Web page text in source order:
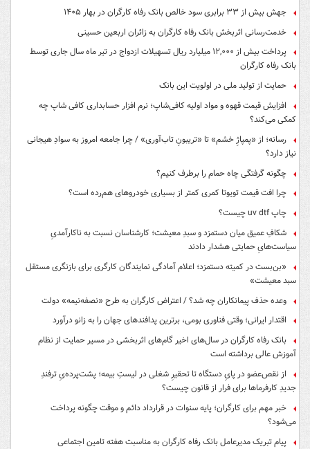
جهش بیش از ۳۳ برابری سود خالص بانک رفاه کارگران در بهار ۱۴۰۵
خدمت‌رسانی اثربخش بانک رفاه کارگران به زائران اربعین حسینی
پرداخت بیش از ۱۲,۰۰۰ میلیارد ریال تسهیلات ازدواج در تیر ماه سال جاری توسط
بانک رفاه کارگران
حمایت از تولید ملی در اولویت این بانک
افزایش قیمت قهوه و مواد اولیه کافی‌شاپ؛ نرم افزار حسابداری کافی شاپ چه
کمکی می‌کند؟
رسانه؛ از «پمپاژِ خشم» تا «تریبونِ تاب‌آوری» / چرا جامعه امروز به سوادِ هیجانی
نیاز دارد؟
چگونه گرفتگی چاه حمام را برطرف کنیم؟
چرا افت قیمت تویوتا کمری کمتر از بسیاری خودروهای هم‌رده است؟
چاپ uv dtf چیست؟
شکافِ عمیق میان دستمزد و سبدِ معیشت؛ کارشناسان نسبت به ناکارآمدیِ
سیاست‌هایِ حمایتی هشدار دادند
«بن‌بست در کمیته دستمزد؛ اعلام آمادگی نمایندگان کارگری برای بازنگری مستقل
سبد معیشت»
وعده حذف پیمانکاران چه شد؟ / اعتراض کارگران به طرح «نصفه‌نیمه» دولت
اقتدار ایرانی؛ وقتی فناوری بومی، برترین پدافندهای جهان را به زانو درآورد
بانک رفاه کارگران در سال‌های اخیر گام‌های اثربخشی در مسیر حمایت از نظام
آموزش عالی برداشته است
از نقص‌عضو در پایِ دستگاه تا تحقیرِ شغلی در لیستِ بیمه؛ پشت‌پرده‌یِ ترفندِ
جدیدِ کارفرماها برای فرار از قانون چیست؟
خبر مهم برای کارگران؛ پایه سنوات در قرارداد دائم و موقت چگونه پرداخت
می‌شود؟
پیام تبریک مدیرعامل بانک رفاه کارگران به مناسبت هفته تامین اجتماعی